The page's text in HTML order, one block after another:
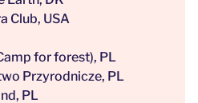
Club, USA
for forest), PL
Przyrodnicze, PL
PL